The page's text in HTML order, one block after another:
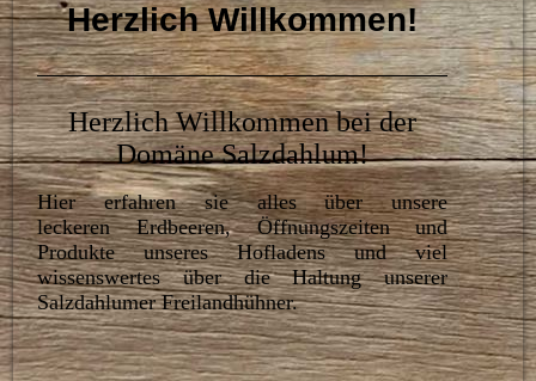
Herzlich Willkommen!
Herzlich Willkommen bei der
Domäne Salzdahlum!
Hier erfahren sie alles über unsere
leckeren Erdbeeren, Öffnungszeiten und
Produkte unseres Hofladens und viel
wissenswertes über die Haltung unserer
Salzdahlumer Freilandhühner.